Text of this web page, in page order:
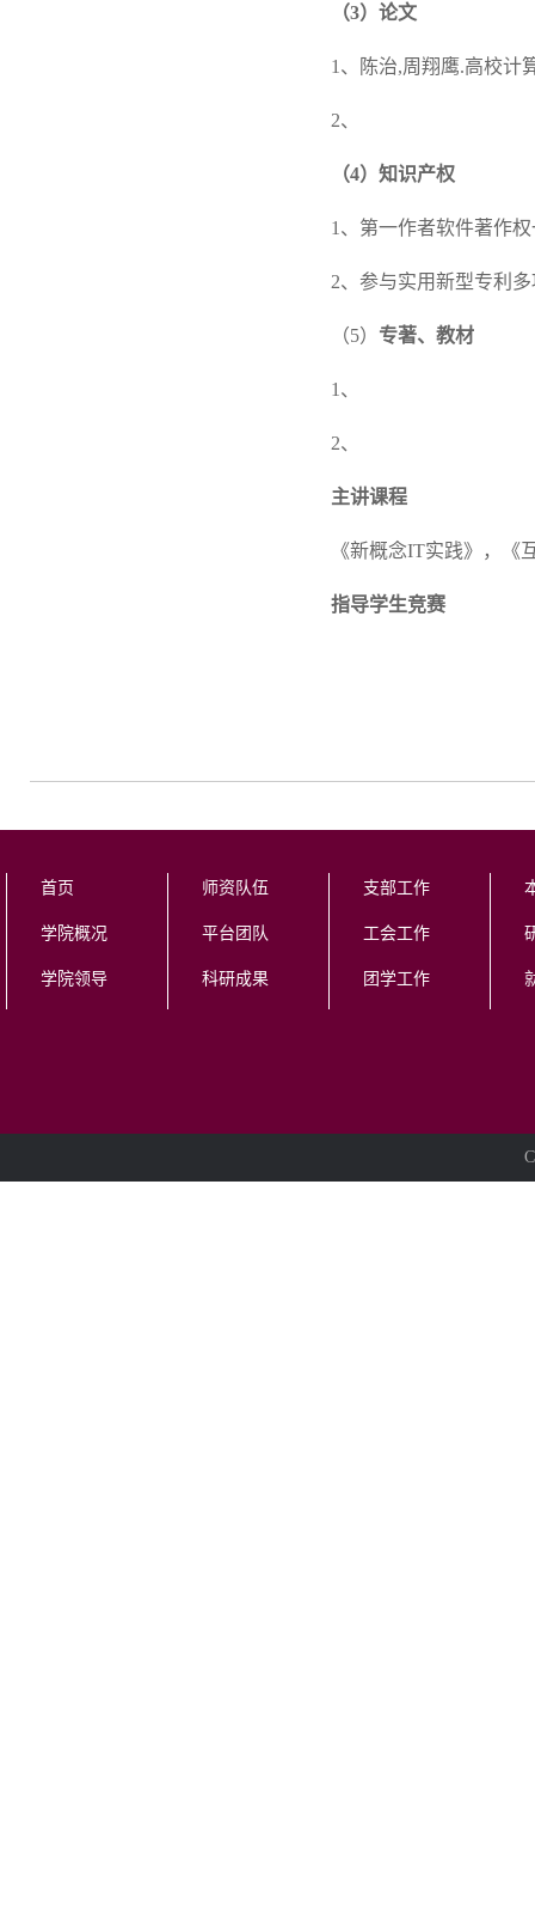
（3）论文
1、陈治,周翔鹰.高校计
2、
（4）知识产权
1、第一作者软件著作
2、参与实用新型专利多
（5） 专著、教材
1、
2、
主讲课程
《新概念IT实践》，《
指导学生竞赛
首页
学院概况
学院领导
师资队伍
平台团队
科研成果
支部工作
工会工作
团学工作